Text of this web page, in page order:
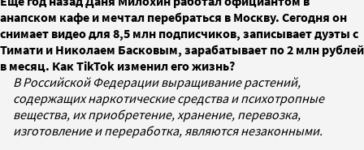
анапском кафе и мечтал перебраться в Москву. Сегодня он
снимает видео для 8,5 млн подписчиков, записывает дуэты с
Тимати и Николаем Басковым, зарабатывает по 2 млн рублей
в месяц. Как TikTok изменил его жизнь?
В Российской Федерации выращивание растений,
содержащих наркотические средства и психотропные
вещества, их приобретение, хранение, перевозка,
изготовление и переработка, являются незаконными.